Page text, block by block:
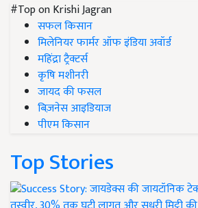
#Top on Krishi Jagran
सफल किसान
मिलेनियर फार्मर ऑफ इंडिया अवॉर्ड
महिंद्रा ट्रैक्टर्स
कृषि मशीनरी
जायद की फसल
बिज़नेस आइडियाज
पीएम किसान
Top Stories